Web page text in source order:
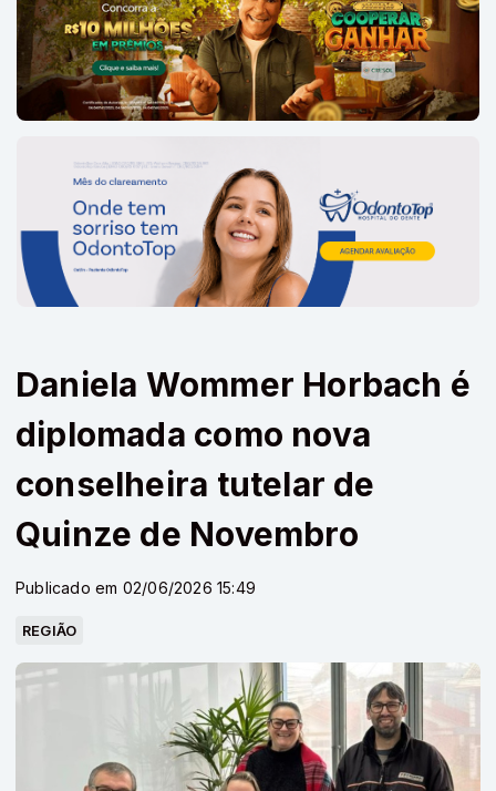
Daniela Wommer Horbach é
diplomada como nova
conselheira tutelar de
Quinze de Novembro
Publicado em 02/06/2026 15:49
REGIÃO